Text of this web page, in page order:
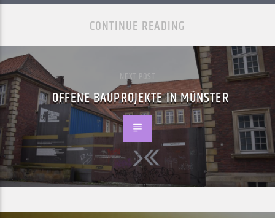
CONTINUE READING
NEXT POST
OFFENE BAUPROJEKTE IN MÜNSTER